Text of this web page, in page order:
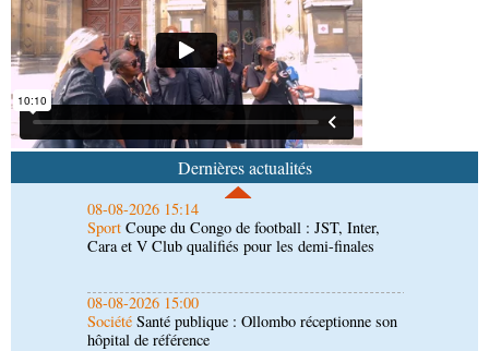
Dernières actualités
08-08-2026 16:00
SociétéDistinction : Darrel Ornelle Elion Assiana
promue maître-assistant Cames
08-08-2026 15:14
Coupe du Congo de football : JST, Inter,
Cara et V Club qualifiés pour les demi-finales
08-08-2026 15:00
SociétéSanté publique : Ollombo réceptionne son
hôpital de référence
08-08-2026 15:00
Société Lutte contre la corruption : les
parlementaires sensibilisés